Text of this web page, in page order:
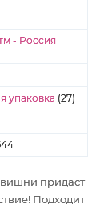
- Россия
упаковка (27)
придаст
Подходит